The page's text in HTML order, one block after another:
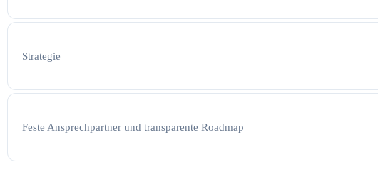
Strategie
Feste Ansprechpartner und transparente Roadmap